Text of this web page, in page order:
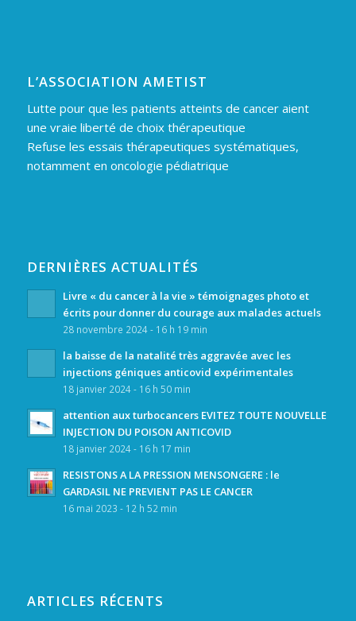
L’ASSOCIATION AMETIST
Lutte pour que les patients atteints de cancer aient
une vraie liberté de choix thérapeutique
Refuse les essais thérapeutiques systématiques,
notamment en oncologie pédiatrique
DERNIÈRES ACTUALITÉS
Livre « du cancer à la vie » témoignages photo et
écrits pour donner du courage aux malades actuels
28 novembre 2024 - 16 h 19 min
la baisse de la natalité très aggravée avec les
injections géniques anticovid expérimentales
18 janvier 2024 - 16 h 50 min
attention aux turbocancers EVITEZ TOUTE NOUVELLE
INJECTION DU POISON ANTICOVID
18 janvier 2024 - 16 h 17 min
RESISTONS A LA PRESSION MENSONGERE : le
GARDASIL NE PREVIENT PAS LE CANCER
16 mai 2023 - 12 h 52 min
ARTICLES RÉCENTS